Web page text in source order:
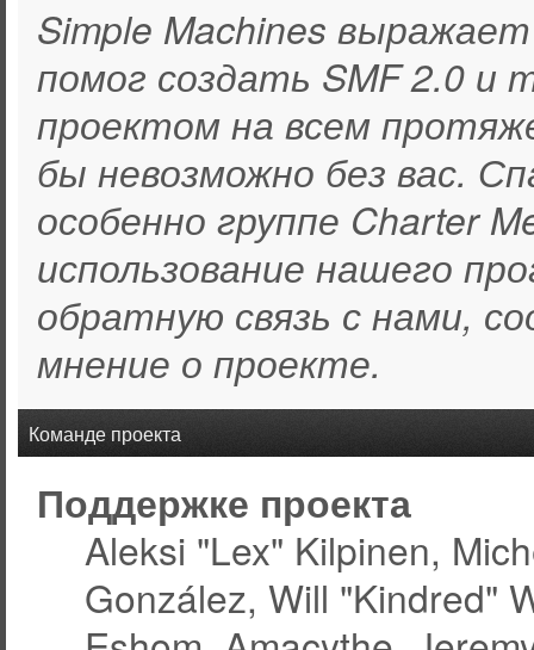
Simple Machines
помог создать SMF 2.0 и
проектом на всем
бы невозможно без вас.
особенно группе Charter
использование нашего
обратную связь с нами,
мнение о проекте.
Команде проекта
Поддержке проекта
Aleksi "Lex" Kilpinen,
González, Will "Kindred"